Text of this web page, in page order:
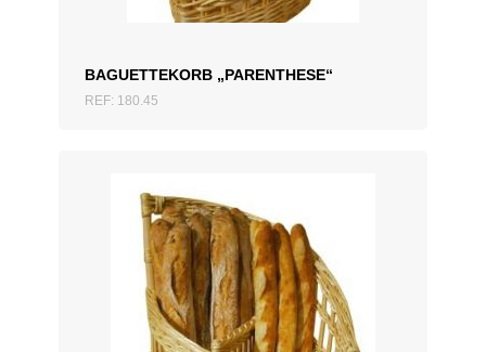
BAGUETTEKORB „PARENTHESE“
REF: 180.45